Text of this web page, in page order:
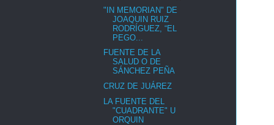
"IN MEMORIAN" DE
JOAQUIN RUIZ
RODRÍGUEZ, “EL
PEGO...
FUENTE DE LA
SALUD O DE
SÁNCHEZ PEÑA
CRUZ DE JUÁREZ
LA FUENTE DEL
"CUADRANTE" U
ORQUIN